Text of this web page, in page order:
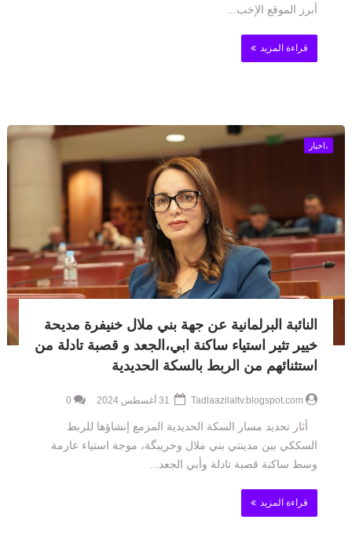
أبرز الموقع الإخب...
قراءة المزيد
،اخبار
النائبة البرلمانية عن جهة بني ملال خنيفرة مديحة
خيير تثير استياء ساكنة ابي،الجعد و قصبة تادلة من
استثنائهم من الربط بالسكة الحديدية
Tadlaazilaltv.blogspot.com
0
أثار تحديد مسار السكة الحديدية المزمع إنشاؤها للربط
السككي بين مدينتي بني ملال وخريبگة، موجة استياء عارمة
وسط ساكنة قصبة تادلة وأبي الجعد...
قراءة المزيد